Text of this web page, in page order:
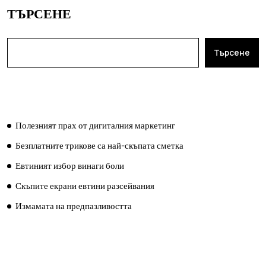
ТЪРСЕНЕ
Търсене
Полезният прах от дигиталния маркетинг
Безплатните трикове са най-скъпата сметка
Евтиният избор винаги боли
Скъпите екрани евтини разсейвания
Измамата на предпазливостта